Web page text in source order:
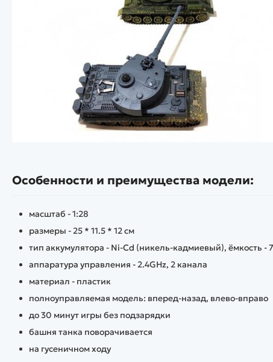
Особенности и преимущества модели:
масштаб - 1:28
размеры - 25 * 11.5 * 12 см
тип аккумулятора - Ni-Cd (никель-кадмиевый), ёмкость
аппаратура управления - 2.4GHz, 2 канала
материал - пластик
полноуправляемая модель: вперед-назад, влево-вправо
до 30 минут игры без подзарядки
башня танка поворачивается
на гусеничном ходу